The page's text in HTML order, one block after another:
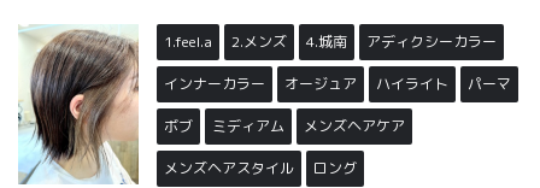
1.feel.a 2.メンズ 4.城南 アディクシーカラー
インナーカラー オージュア ハイライト パーマ
ボブ ミディアム メンズヘアケア
メンズヘアスタイル ロング